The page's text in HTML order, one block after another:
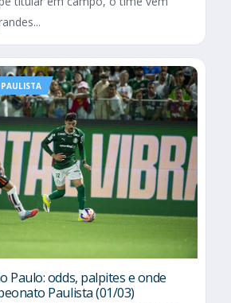
Paulo: odds, palpites e onde
Paulista (01/03)